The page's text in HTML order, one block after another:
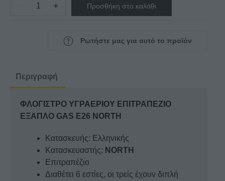
ΦΛΟΓΙΣΤΡΟ
NORTH
+ Προσθήκη στο καλάθι
Ρωτήστε μας για αυτό το προϊόν
Περιγραφή
ΦΛΟΓΙΣΤΡΟ ΥΓΡΑΕΡΙΟΥ ΕΠΙΤΡΑΠΕΖΙΟ
ΕΞΑΠΛΟ GAS E26 NORTH
Κατασκευής: Ελληνικής
Κατασκευαστής: NORTH
Επιτραπέζιο
Διαθέτει 6 εστίες, οι τρείς έχουν διπλή